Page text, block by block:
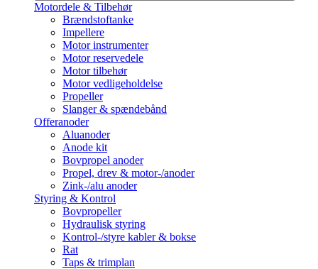
Motordele & Tilbehør
Brændstoftanke
Impellere
Motor instrumenter
Motor reservedele
Motor tilbehør
Motor vedligeholdelse
Propeller
Slanger & spændebånd
Offeranoder
Aluanoder
Anode kit
Bovpropel anoder
Propel, drev & motor-/anoder
Zink-/alu anoder
Styring & Kontrol
Bovpropeller
Hydraulisk styring
Kontrol-/styre kabler & bokse
Rat
Taps & trimplan